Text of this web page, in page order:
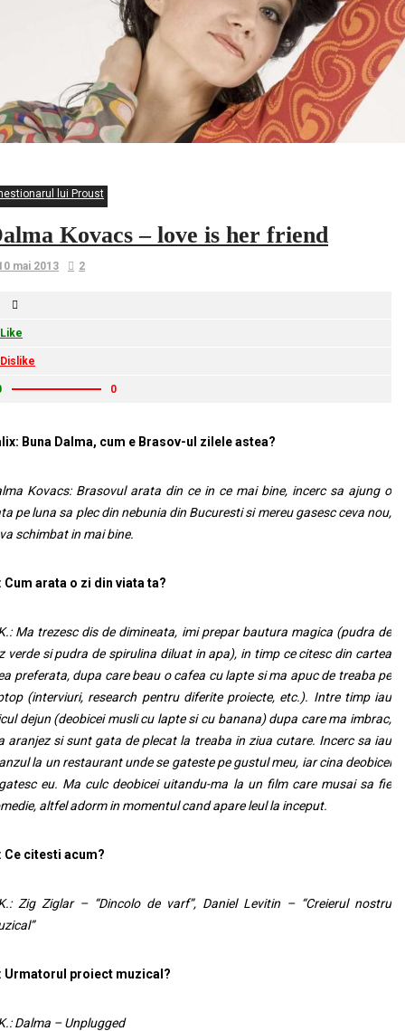
lui Proust
Kovacs – love is her friend
mai 2013 2
Like
Dislike
0
Buna Dalma, cum e Brasov-ul zilele astea?
Kovacs: Brasovul arata din ce in ce mai bine, incerc sa ajung o
pe luna sa plec din nebunia din Bucuresti si mereu gasesc ceva nou,
schimbat in mai bine.
Cum arata o zi din viata ta?
Ma trezesc dis de dimineata, imi prepar bautura magica (pudra de
verde si pudra de spirulina diluat in apa), in timp ce citesc din cartea
preferata, dupa care beau o cafea cu lapte si ma apuc de treaba pe
(interviuri, research pentru diferite proiecte, etc.). Intre timp iau
dejun (deobicei musli cu lapte si cu banana) dupa care ma imbrac,
aranjez si sunt gata de plecat la treaba in ziua cutare. Incerc sa iau
la un restaurant unde se gateste pe gustul meu, iar cina deobicei
eu. Ma culc deobicei uitandu-ma la un film care musai sa fie
altfel adorm in momentul cand apare leul la inceput.
Ce citesti acum?
Zig Ziglar – “Dincolo de varf”, Daniel Levitin – “Creierul nostru
Urmatorul proiect muzical?
Dalma – Unplugged